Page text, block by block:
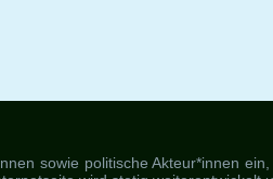
sowie politische Akteur*innen